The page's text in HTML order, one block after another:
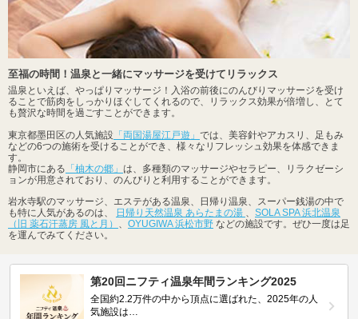
至福の時間！温泉と一緒にマッサージを受けてリラックス
温泉といえば、やっぱりマッサージ！入浴の前後にのんびりマッサージを受け
ることで筋肉をしっかりほぐしてくれるので、リラックス効果が倍増し、とて
も贅沢な時間を過ごすことができます。
東京都墨田区の人気施設 「両国湯屋江戸遊」 では、美容針やアカスリ、足もみ
などの6つの施術を受けることができ、様々なリフレッシュ効果を体感できま
す。
静岡市にある 「柚木の郷」 は、多種類のマッサージやセラピー、リラクゼーシ
ョンが用意されており、のんびりと利用することができます。
岩水寺駅のマッサージ、エステがある温泉、日帰り温泉、スーパー銭湯の中で
も特に人気があるのは、
日帰り天然温泉 あらたまの湯
SOLA SPA 浜北温泉
（旧 薬石汗蒸房 風と月）
OYUGIWA 浜松市野 などの施設です。ぜひ一度は足
を運んでみてください。
第20回ニフティ温泉年間ランキング2025
全国約2.2万件の中から頂点に選ばれた、2025年の人
気施設は…